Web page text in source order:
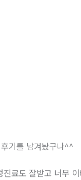
기를 남겨놨구나^^
진료도 잘받고 너무